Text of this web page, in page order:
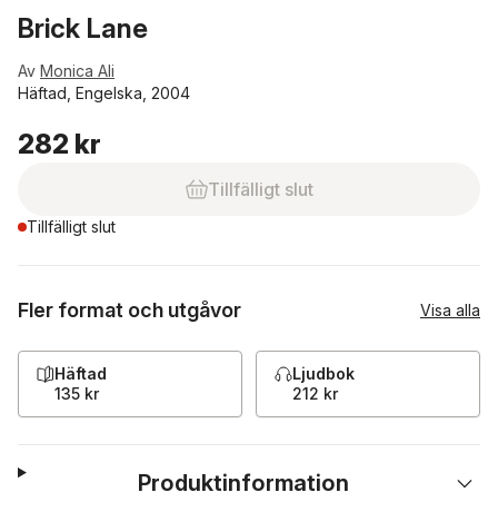
Brick Lane
Av Monica Ali
Häftad, Engelska, 2004
282 kr
Tillfälligt slut
Tillfälligt slut
Fler format och utgåvor Visa alla
Häftad
135 kr
Ljudbok
212 kr
Produktinformation